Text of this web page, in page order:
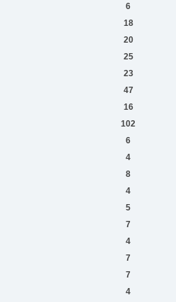
6
18
20
25
23
47
16
102
6
4
8
4
5
7
4
7
7
4